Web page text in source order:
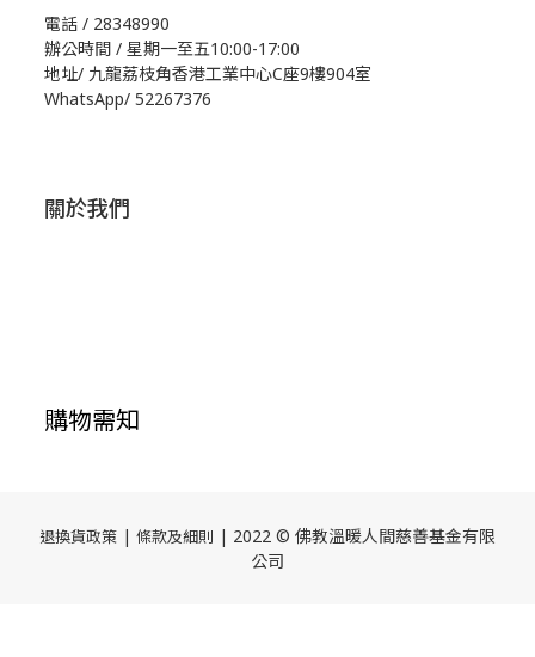
電話 / 28348990
辦公時間 / 星期一至五10:00-17:00
地址/ 九龍荔枝角香港工業中心C座9樓904室
WhatsApp/ 52267376
關於我們
購物需知
退換貨政策 | 條款及細則 | 2022 © 佛教溫暖人間慈善基金有限
公司